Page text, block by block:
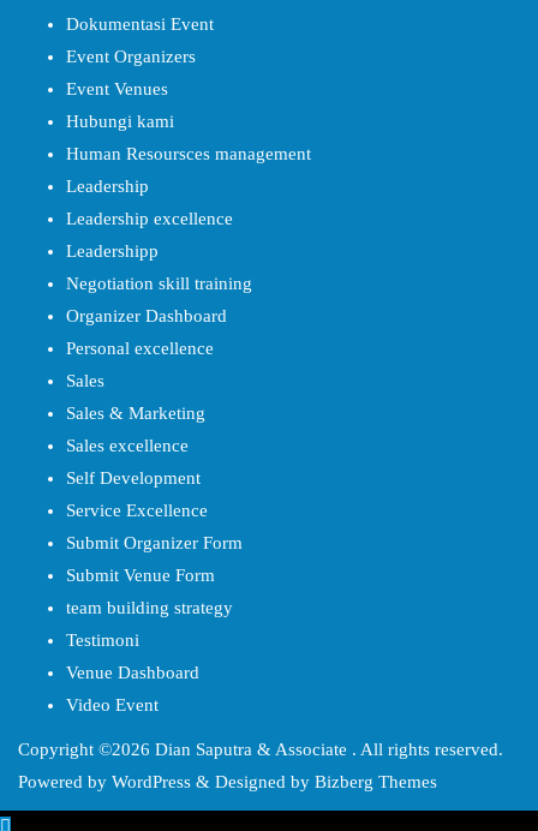
Dokumentasi Event
Event Organizers
Event Venues
Hubungi kami
Human Resoursces management
Leadership
Leadership excellence
Leadershipp
Negotiation skill training
Organizer Dashboard
Personal excellence
Sales
Sales & Marketing
Sales excellence
Self Development
Service Excellence
Submit Organizer Form
Submit Venue Form
team building strategy
Testimoni
Venue Dashboard
Video Event
Copyright ©2026 Dian Saputra & Associate . All rights reserved.
Powered by WordPress & Designed by Bizberg Themes